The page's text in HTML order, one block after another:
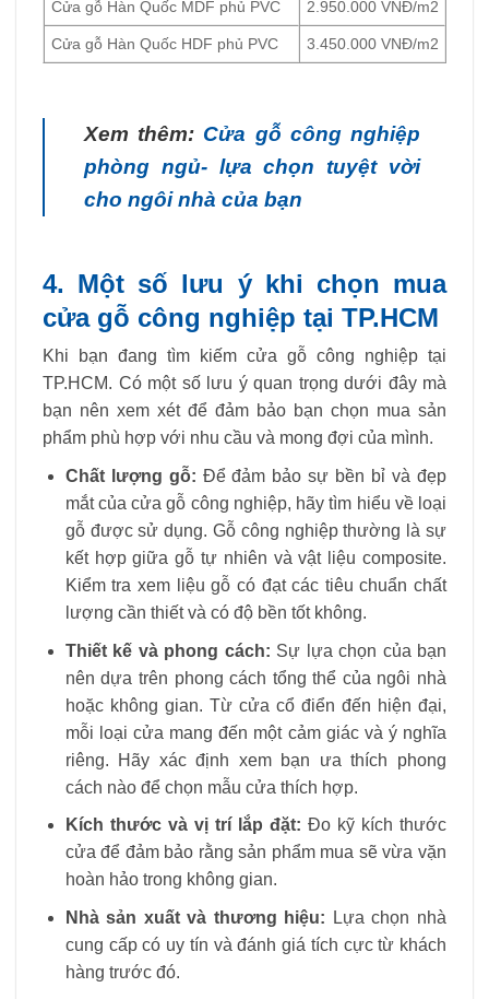
Cửa gỗ Hàn Quốc MDF phủ PVC 2.950.000 VNĐ/m2
Cửa gỗ Hàn Quốc HDF phủ PVC 3.450.000 VNĐ/m2
Xem thêm: Cửa gỗ công nghiệp
phòng ngủ- lựa chọn tuyệt vời
cho ngôi nhà của bạn
4. Một số lưu ý khi chọn mua
cửa gỗ công nghiệp tại TP.HCM
Khi bạn đang tìm kiếm cửa gỗ công nghiệp tại
TP.HCM. Có một số lưu ý quan trọng dưới đây mà
bạn nên xem xét để đảm bảo bạn chọn mua sản
phẩm phù hợp với nhu cầu và mong đợi của mình.
Chất lượng gỗ: Để đảm bảo sự bền bỉ và đẹp
mắt của cửa gỗ công nghiệp, hãy tìm hiểu về loại
gỗ được sử dụng. Gỗ công nghiệp thường là sự
kết hợp giữa gỗ tự nhiên và vật liệu composite.
Kiểm tra xem liệu gỗ có đạt các tiêu chuẩn chất
lượng cần thiết và có độ bền tốt không.
Thiết kế và phong cách: Sự lựa chọn của bạn
nên dựa trên phong cách tổng thể của ngôi nhà
hoặc không gian. Từ cửa cổ điển đến hiện đại,
mỗi loại cửa mang đến một cảm giác và ý nghĩa
riêng. Hãy xác định xem bạn ưa thích phong
cách nào để chọn mẫu cửa thích hợp.
Kích thước và vị trí lắp đặt: Đo kỹ kích thước
cửa để đảm bảo rằng sản phẩm mua sẽ vừa vặn
hoàn hảo trong không gian.
Nhà sản xuất và thương hiệu: Lựa chọn nhà
cung cấp có uy tín và đánh giá tích cực từ khách
hàng trước đó.